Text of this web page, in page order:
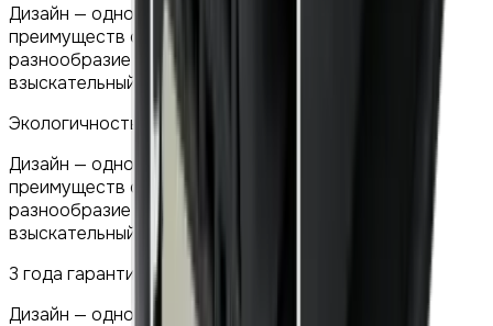
Дизайн — одно из ключевых конкурентных
преимуществ окон Schuco. Выбор цвета и
разнообразие фурнитуры удовлетворит самый
взыскательный вкус.
Экологичность материалов
Дизайн — одно из ключевых конкурентных
преимуществ окон Schuco. Выбор цвета и
разнообразие фурнитуры удовлетворит самый
взыскательный вкус.
3 года гарантии
Дизайн — одно из ключевых конкурентных